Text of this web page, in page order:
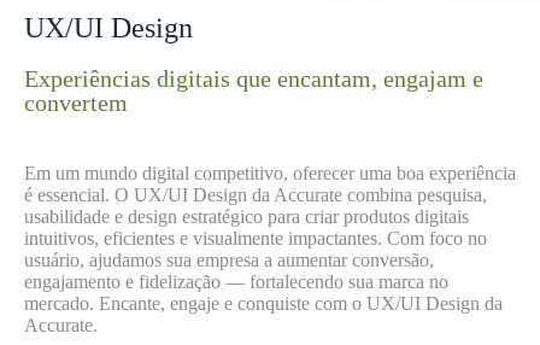
UX/UI Design
Experiências digitais que encantam, engajam e
convertem
Em um mundo digital competitivo, oferecer uma boa experiência
é essencial. O UX/UI Design da Accurate combina pesquisa,
usabilidade e design estratégico para criar produtos digitais
intuitivos, eficientes e visualmente impactantes. Com foco no
usuário, ajudamos sua empresa a aumentar conversão,
engajamento e fidelização — fortalecendo sua marca no
mercado. Encante, engaje e conquiste com o UX/UI Design da
Accurate.